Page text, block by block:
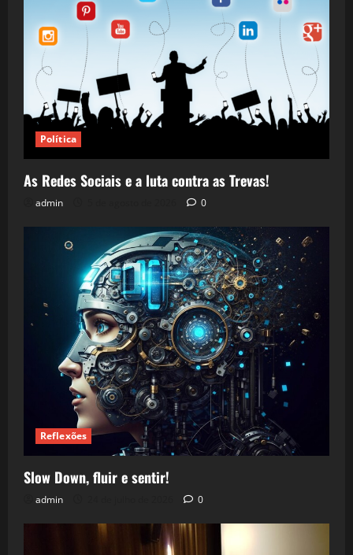
Política
As Redes Sociais e a luta contra as Trevas!
admin 0
Reflexões
Slow Down, fluir e sentir!
admin 0